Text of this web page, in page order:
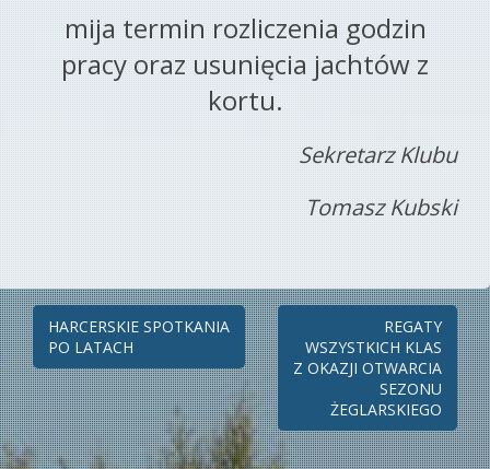
mija termin rozliczenia godzin
pracy oraz usunięcia jachtów z
kortu.
Sekretarz Klubu
Tomasz Kubski
Zobacz
wpisy
HARCERSKIE SPOTKANIA
PO LATACH
REGATY
WSZYSTKICH KLAS
Z OKAZJI OTWARCIA
SEZONU
ŻEGLARSKIEGO